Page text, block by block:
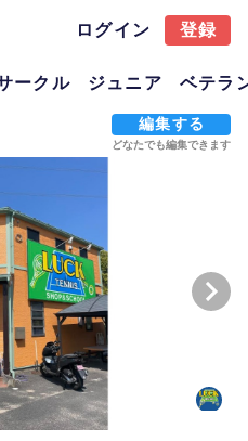
ログイン 登録
ークル ジュニア ベテラ
編集する
どなたでも編集できます